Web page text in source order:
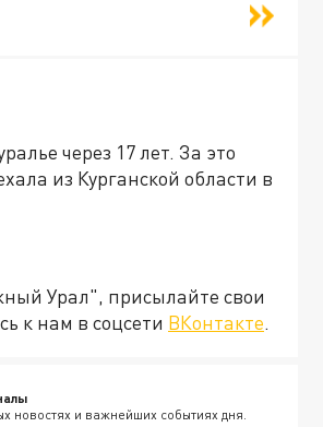
через 17 лет. За это
из Курганской области в
Урал", присылайте свои
к нам в соцсети ВКонтакте.
новостях и важнейших событиях дня.